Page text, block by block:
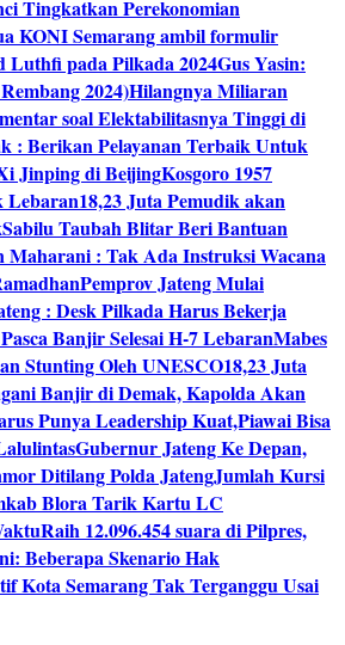
Tingkatkan Perekonomian
KONI Semarang ambil formulir
Luthfi pada Pilkada 2024Gus Yasin:
2024)Hilangnya Miliaran
soal Elektabilitasnya Tinggi di
: Berikan Pelayanan Terbaik Untuk
Jinping di BeijingKosgoro 1957
Lebaran18,23 Juta Pemudik akan
Sabilu Taubah Blitar Beri Bantuan
Maharani : Tak Ada Instruksi Wacana
Pemprov Jateng Mulai
: Desk Pilkada Harus Bekerja
Banjir Selesai H-7 LebaranMabes
Stunting Oleh UNESCO18,23 Juta
Banjir di Demak, Kapolda Akan
Punya Leadership Kuat,Piawai Bisa
Gubernur Jateng Ke Depan,
Ditilang Polda JatengJumlah Kursi
Blora Tarik Kartu LC
Raih 12.096.454 suara di Pilpres,
Beberapa Skenario Hak
Kota Semarang Tak Terganggu Usai